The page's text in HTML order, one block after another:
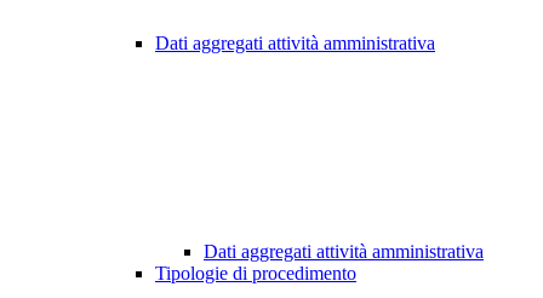
Dati aggregati attività amministrativa
Dati aggregati attività amministrativa
Tipologie di procedimento